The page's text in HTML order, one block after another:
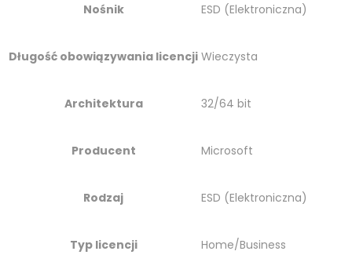
Nośnik ESD (Elektroniczna)
Długość obowiązywania licencji Wieczysta
Architektura 32/64 bit
Producent Microsoft
Rodzaj ESD (Elektroniczna)
Typ licencji Home/Business